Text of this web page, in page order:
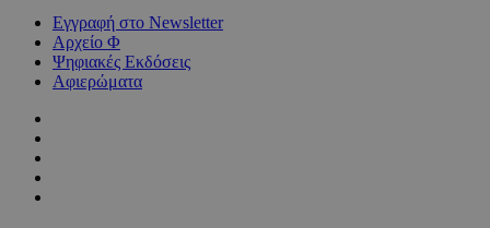
Εγγραφή στο Newsletter
Αρχείο Φ
Ψηφιακές Εκδόσεις
Αφιερώματα